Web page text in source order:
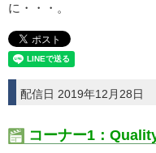
に・・・。
配信日 2019年12月28日
コーナー1：